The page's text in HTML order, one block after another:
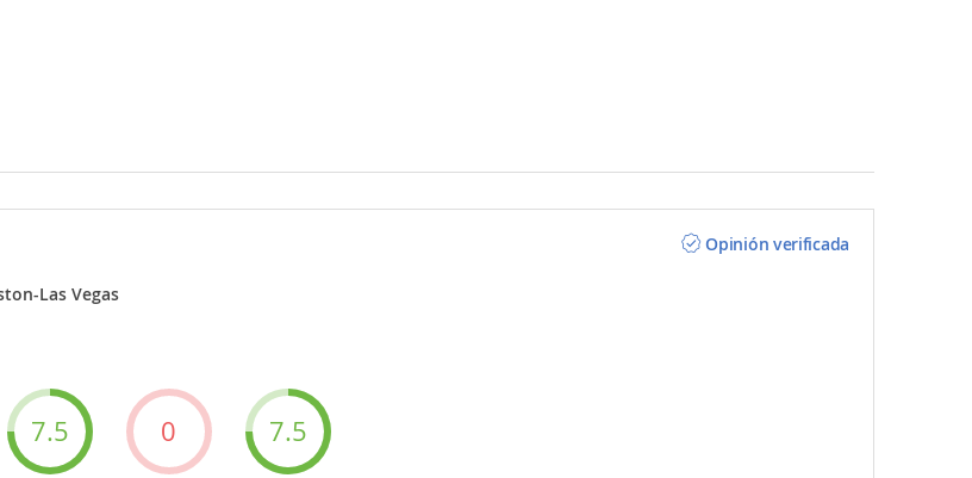
Opinión verificada
Las Vegas
7.5 0 7.5